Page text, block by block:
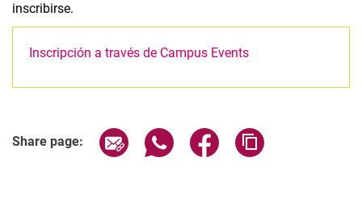
inscribirse.
Inscripción a través de Campus Events
Share page: Share page via email
Share page via WhatsApp
Share page via